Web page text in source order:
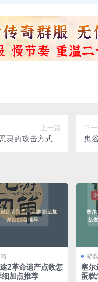
上一篇
灵的攻击方式以
下
鬼
2革命遗产点数怎
加点推荐
游
塞尔
蛋糕